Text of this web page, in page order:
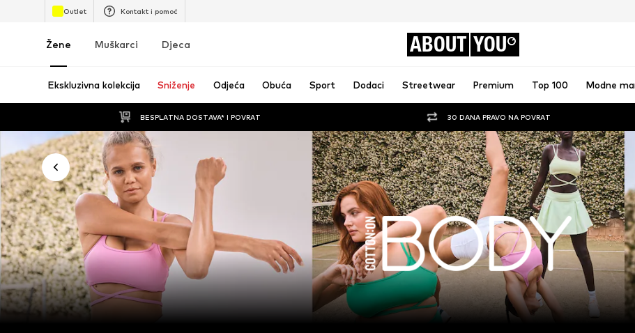
Outlet Kontakt i pomoć
Žene Muškarci Djeca ABOUT YOU
Ekskluzivna kolekcija Sniženje Odjeća Obuća Sport Dodaci Streetwear Premium Top 100 Modne
BESPLATNA DOSTAVA* I POVRAT 30 DANA PRAVO NA POVRAT